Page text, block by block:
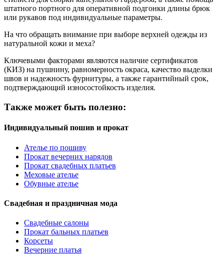
штатного портного для оперативной подгонки длины брюк
или рукавов под индивидуальные параметры.
На что обращать внимание при выборе верхней одежды из
натуральной кожи и меха?
Ключевыми факторами являются наличие сертификатов
(КИЗ) на пушнину, равномерность окраса, качество выделки
швов и надежность фурнитуры, а также гарантийный срок,
подтверждающий износостойкость изделия.
Также может быть полезно:
Индивидуальный пошив и прокат
Ателье по пошиву
Прокат вечерних нарядов
Прокат свадебных платьев
Меховые ателье
Обувные ателье
Свадебная и праздничная мода
Свадебные салоны
Прокат бальных платьев
Корсеты
Вечерние платья